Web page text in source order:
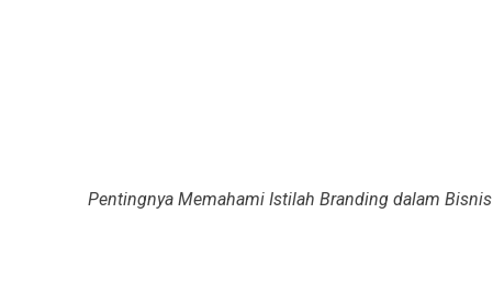
Pentingnya Memahami Istilah Branding dalam Bisnis